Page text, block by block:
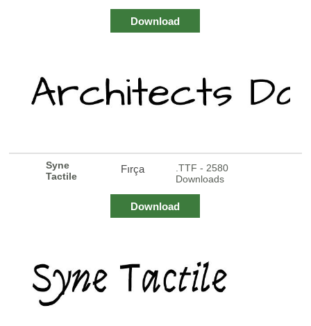
Download
Syne
Tactile
Fırça
.TTF - 2580
Downloads
Download